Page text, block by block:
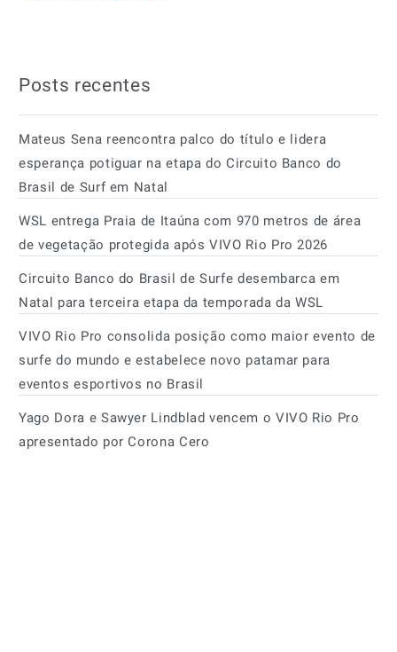
Posts recentes
Mateus Sena reencontra palco do título e lidera
esperança potiguar na etapa do Circuito Banco do
Brasil de Surf em Natal
WSL entrega Praia de Itaúna com 970 metros de área
de vegetação protegida após VIVO Rio Pro 2026
Circuito Banco do Brasil de Surfe desembarca em
Natal para terceira etapa da temporada da WSL
VIVO Rio Pro consolida posição como maior evento de
surfe do mundo e estabelece novo patamar para
eventos esportivos no Brasil
Yago Dora e Sawyer Lindblad vencem o VIVO Rio Pro
apresentado por Corona Cero